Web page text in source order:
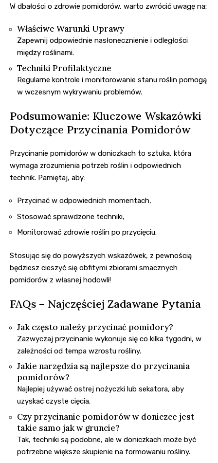
W dbałości o zdrowie pomidorów, warto zwrócić uwagę na:
Właściwe Warunki Uprawy
Zapewnij odpowiednie nasłonecznienie i odległości
między roślinami.
Techniki Profilaktyczne
Regularne kontrole i monitorowanie stanu roślin pomogą
w wczesnym wykrywaniu problemów.
Podsumowanie: Kluczowe Wskazówki
Dotyczące Przycinania Pomidorów
Przycinanie pomidorów w doniczkach to sztuka, która
wymaga zrozumienia potrzeb roślin i odpowiednich
technik. Pamiętaj, aby:
Przycinać w odpowiednich momentach,
Stosować sprawdzone techniki,
Monitorować zdrowie roślin po przycięciu.
Stosując się do powyższych wskazówek, z pewnością
będziesz cieszyć się obfitymi zbiorami smacznych
pomidorów z własnej hodowli!
FAQs – Najczęściej Zadawane Pytania
Jak często należy przycinać pomidory?
Zazwyczaj przycinanie wykonuje się co kilka tygodni, w
zależności od tempa wzrostu rośliny.
Jakie narzędzia są najlepsze do przycinania
pomidorów?
Najlepiej używać ostrej nożyczki lub sekatora, aby
uzyskać czyste cięcia.
Czy przycinanie pomidorów w doniczce jest
takie samo jak w gruncie?
Tak, techniki są podobne, ale w doniczkach może być
potrzebne większe skupienie na formowaniu rośliny.